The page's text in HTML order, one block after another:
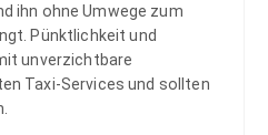
ihn ohne Umwege zum
Pünktlichkeit und
unverzichtbare
Taxi-Services und sollten